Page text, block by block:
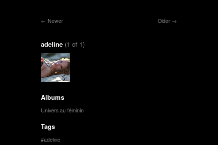
Older
Newer
adeline (1 of 1)
Albums
Univers au féminin
Tags
adeline